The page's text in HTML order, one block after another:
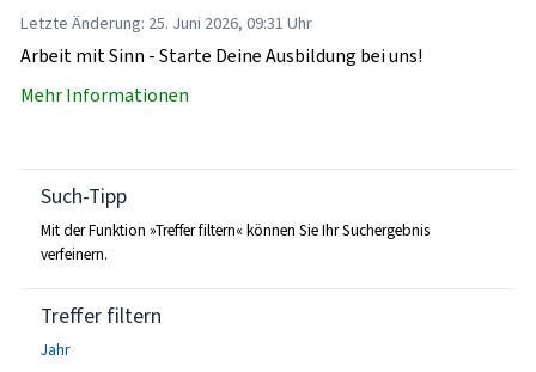
Letzte Änderung: 25. Juni 2026, 09:31 Uhr
Arbeit mit Sinn - Starte Deine Ausbildung bei uns!
Mehr Informationen
Such-Tipp
Mit der Funktion »Treffer filtern« können Sie Ihr Suchergebnis
verfeinern.
Treffer filtern
Jahr